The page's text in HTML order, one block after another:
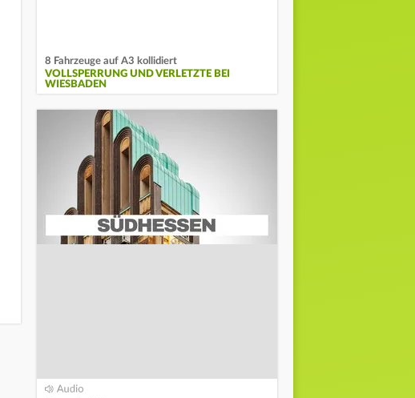
8 Fahrzeuge auf A3 kollidiert
VOLLSPERRUNG UND VERLETZTE BEI
WIESBADEN